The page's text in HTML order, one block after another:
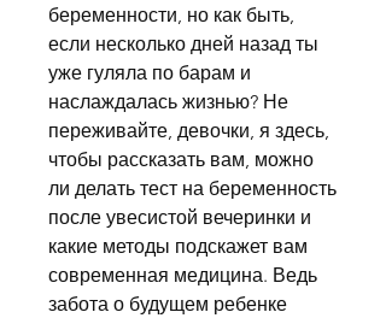
беременности, но как быть,
если несколько дней назад ты
уже гуляла по барам и
наслаждалась жизнью? Не
переживайте, девочки, я здесь,
чтобы рассказать вам, можно
ли делать тест на беременность
после увесистой вечеринки и
какие методы подскажет вам
современная медицина. Ведь
забота о будущем ребенке